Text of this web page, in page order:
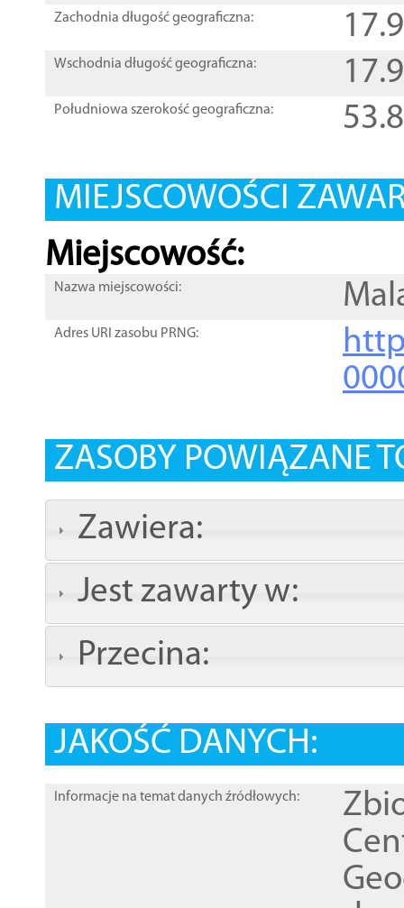
Zachodnia długość geograficzna:
Wschodnia długość geograficzna:
Południowa szerokość geograficzna:
MIEJSCOWOŚCI
Miejscowość:
Nazwa miejscowości:
Adres URI zasobu PRNG:
ZASOBY POWIĄZANE
Zawiera:
Jest zawarty w:
Przecina:
JAKOŚĆ DANYCH:
Informacje na temat danych źródłowych: